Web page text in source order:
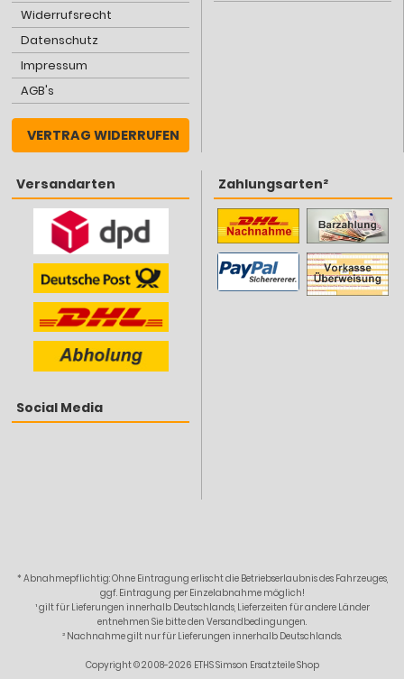
Widerrufsrecht
Datenschutz
Impressum
AGB's
VERTRAG WIDERRUFEN
Versandarten
Social Media
Zahlungsarten²
* Abnahmepflichtig: Ohne Eintragung erlischt die Betriebserlaubnis des Fahrzeuges,
ggf. Eintragung per Einzelabnahme möglich!
¹ gilt für Lieferungen innerhalb Deutschlands, Lieferzeiten für andere Länder
entnehmen Sie bitte den Versandbedingungen.
² Nachnahme gilt nur für Lieferungen innerhalb Deutschlands.
Copyright © 2008-2026 ETHS Simson Ersatzteile Shop